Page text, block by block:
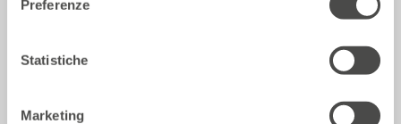
Preferenze
Statistiche
Marketing
Incontri e Libri